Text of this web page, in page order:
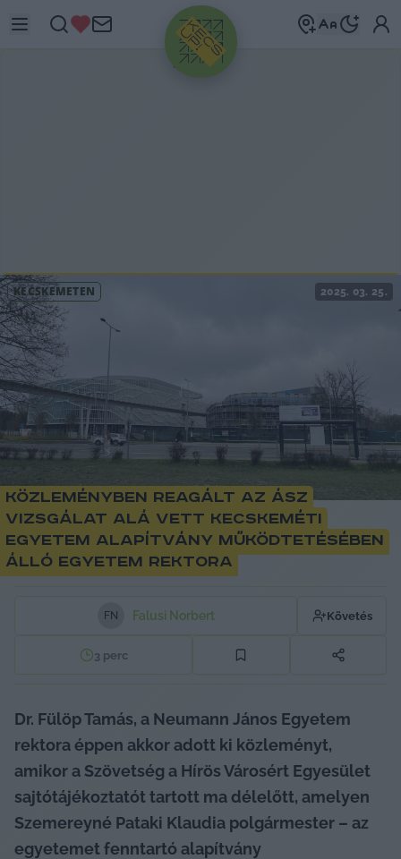
HIRDETÉS
KECSKEMÉTEN 2025. 03. 25.
Közleményben reagált az ÁSZ
vizsgálat alá vett kecskeméti
egyetem alapítvány működtetésében
álló egyetem rektora
FN Falusi Norbert Követés
3 perc
Dr. Fülöp Tamás, a Neumann János Egyetem
rektora éppen akkor adott ki közleményt,
amikor a Szövetség a Hírös Városért Egyesület
sajtótájékoztatót tartott ma délelőtt, amelyen
Szemereyné Pataki Klaudia polgármester – az
egyetemet fenntartó alapítvány